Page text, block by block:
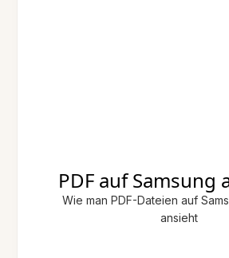
PDF auf Samsung
Wie man PDF-Dateien auf
ansieht